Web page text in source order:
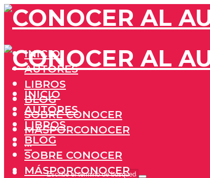
INICIO
AUTORES
LIBROS
BLOG
SOBRE CONOCER
MÁSPORCONOCER
···
INICIO
AUTORES
LIBROS
BLOG
SOBRE CONOCER
MÁSPORCONOCER